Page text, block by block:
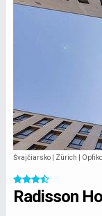
Švajčiarsko | Zürich |
Radisson